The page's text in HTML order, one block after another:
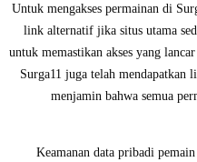
Untuk mengakses permainan di
link alternatif jika situs utama
untuk memastikan akses yang
Surga11 juga telah mendapatkan
menjamin bahwa semua
Keamanan data pribadi